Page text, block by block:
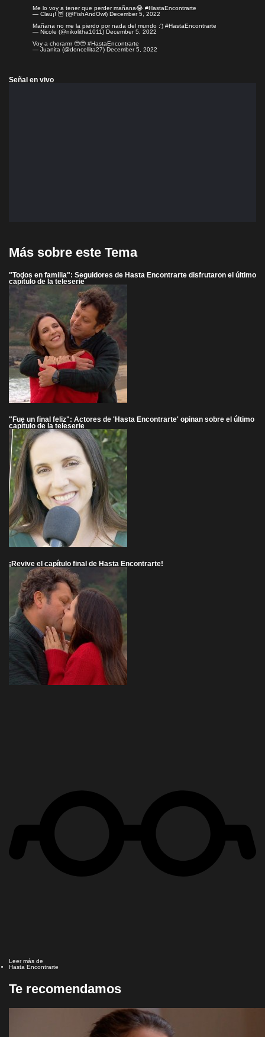
Me lo voy a tener que perder mañana😭 #HastaEncontrarte
— Clau¡! 🦉 (@FishAndOwl) December 5, 2022
Mañana no me la pierdo por nada del mundo :') #HastaEncontrarte
— Nicole (@nikolitha1011) December 5, 2022
Voy a chorarrrr 🥹🥹 #HastaEncontrarte
— Juanita (@doncellita27) December 5, 2022
Señal en vivo
Más sobre este Tema
"Todos en familia": Seguidores de Hasta Encontrarte disfrutaron el último
capítulo de la teleserie
"Fue un final feliz": Actores de 'Hasta Encontrarte' opinan sobre el último
capítulo de la teleserie
¡Revive el capítulo final de Hasta Encontrarte!
Leer más de
Hasta Encontrarte
Te recomendamos